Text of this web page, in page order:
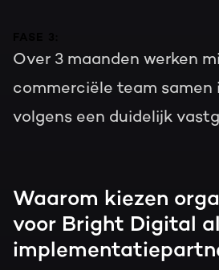
Over 3 maanden werken
commerciële team samen
volgens een duidelijk
Waarom kiezen
voor Bright Digital